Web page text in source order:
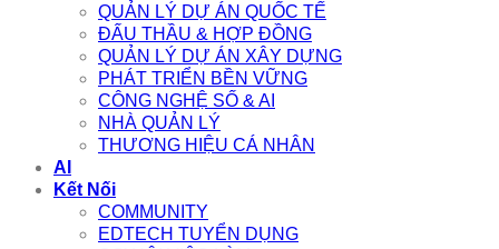
QUẢN LÝ DỰ ÁN QUỐC TẾ
ĐẤU THẦU & HỢP ĐỒNG
QUẢN LÝ DỰ ÁN XÂY DỰNG
PHÁT TRIỂN BỀN VỮNG
CÔNG NGHỆ SỐ & AI
NHÀ QUẢN LÝ
THƯƠNG HIỆU CÁ NHÂN
AI
Kết Nối
COMMUNITY
EDTECH TUYỂN DỤNG